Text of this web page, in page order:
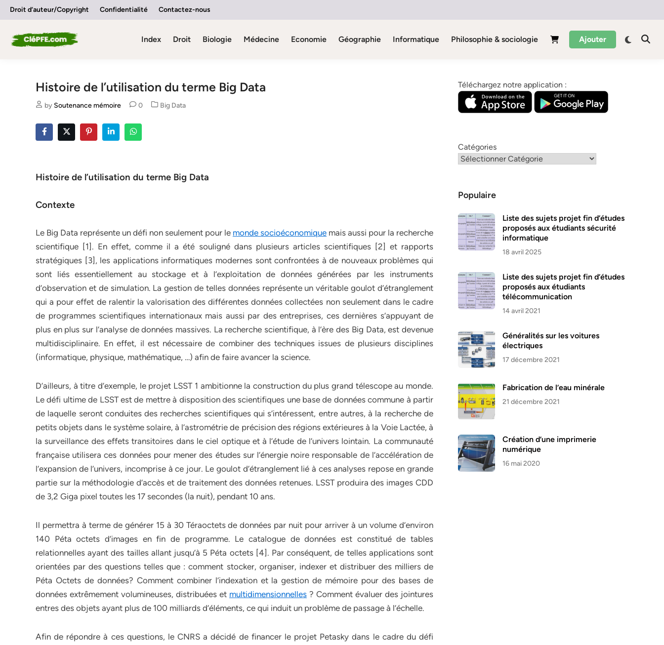
SkipDroit d’auteur/Copyright Confidentialité Contactez-nous
Index Droit Biologie Médecine Economie Géographie Informatique Philosophie & sociologie Ajouter
Histoire de l’utilisation du terme Big Data
by Soutenance mémoire 0
Posted
Big Data
Histoire de l’utilisation du terme Big Data
Contexte
Le Big Data représente un défi non seulement pour le monde socioéconomique mais aussi pour la recherche
scientifique [1]. En effet, comme il a été souligné dans plusieurs articles scientifiques [2] et rapports
stratégiques [3], les applications informatiques modernes sont confrontées à de nouveaux problèmes qui
sont liés essentiellement au stockage et à l’exploitation de données générées par les instruments
d’observation et de simulation. La gestion de telles données représente un véritable goulot d’étranglement
qui a pour effet de ralentir la valorisation des différentes données collectées non seulement dans le cadre
de programmes scientifiques internationaux mais aussi par des entreprises, ces dernières s’appuyant de
plus en plus sur l’analyse de données massives. La recherche scientifique, à l’ère des Big Data, est devenue
multidisciplinaire. En effet, il est nécessaire de combiner des techniques issues de plusieurs disciplines
(informatique, physique, mathématique, …) afin de faire avancer la science.
D’ailleurs, à titre d’exemple, le projet LSST 1 ambitionne la construction du plus grand télescope au monde.
Le défi ultime de LSST est de mettre à disposition des scientifiques une base de données commune à partir
de laquelle seront conduites des recherches scientifiques qui s’intéressent, entre autres, à la recherche de
petits objets dans le système solaire, à l’astrométrie de précision des régions extérieures à la Voie Lactée, à
la surveillance des effets transitoires dans le ciel optique et à l’étude de l’univers lointain. La communauté
française utilisera ces données pour mener des études sur l’énergie noire responsable de l’accélération de
l’expansion de l’univers, incomprise à ce jour. Le goulot d’étranglement lié à ces analyses repose en grande
partie sur la méthodologie d’accès et de traitement des données retenues. LSST produira des images CDD
de 3,2 Giga pixel toutes les 17 secondes (la nuit), pendant 10 ans.
Il permettra à terme de générer 15 à 30 Téraoctets de données par nuit pour arriver à un volume d’environ
140 Péta octets d’images en fin de programme. Le catalogue de données est constitué de tables
relationnelles ayant des tailles allant jusqu’à 5 Péta octets [4]. Par conséquent, de telles applications sont
orientées par des questions telles que : comment stocker, organiser, indexer et distribuer des milliers de
Péta Octets de données? Comment combiner l’indexation et la gestion de mémoire pour des bases de
données extrêmement volumineuses, distribuées et multidimensionnelles ? Comment évaluer des jointures
entres des objets ayant plus de 100 milliards d’éléments, ce qui induit un problème de passage à l’échelle.
Afin de répondre à ces questions, le CNRS a décidé de financer le projet Petasky dans le cadre du défi
Téléchargez notre application :
Catégories
Populaire
Liste des sujets projet fin d’études
proposés aux étudiants sécurité
informatique
18 avril 2025
Liste des sujets projet fin d’études
proposés aux étudiants
télécommunication
14 avril 2021
Généralités sur les voitures
électriques
17 décembre 2021
Fabrication de l’eau minérale
21 décembre 2021
Création d’une imprimerie
numérique
16 mai 2020